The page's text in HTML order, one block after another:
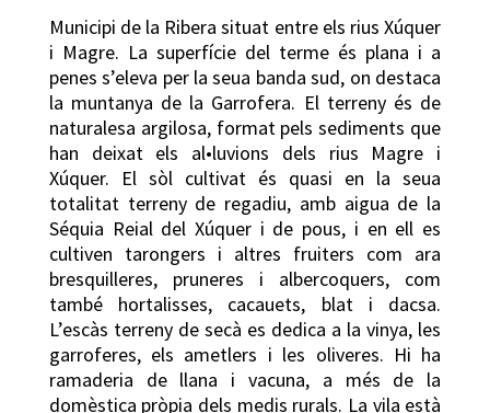
Municipi de la Ribera situat entre els rius Xúquer
i Magre. La superfície del terme és plana i a
penes s’eleva per la seua banda sud, on destaca
la muntanya de la Garrofera. El terreny és de
naturalesa argilosa, format pels sediments que
han deixat els al•luvions dels rius Magre i
Xúquer. El sòl cultivat és quasi en la seua
totalitat terreny de regadiu, amb aigua de la
Séquia Reial del Xúquer i de pous, i en ell es
cultiven tarongers i altres fruiters com ara
bresquilleres, pruneres i albercoquers, com
també hortalisses, cacauets, blat i dacsa.
L’escàs terreny de secà es dedica a la vinya, les
garroferes, els ametlers i les oliveres. Hi ha
ramaderia de llana i vacuna, a més de la
domèstica pròpia dels medis rurals. La vila està